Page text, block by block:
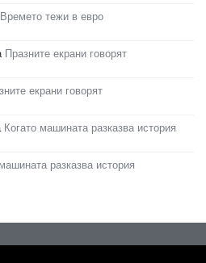
Времето тежи в евро
Празните екрани говорят
екрани говорят
Когато машината разказва история
разказва история